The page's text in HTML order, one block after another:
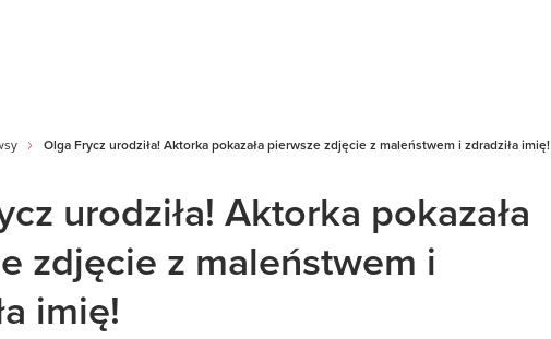
Olga Frycz urodziła! Aktorka pokazała pierwsze zdjęcie z maleństwem i zdradziła imię!
urodziła! Aktorka pokazała
zdjęcie z maleństwem i
imię!